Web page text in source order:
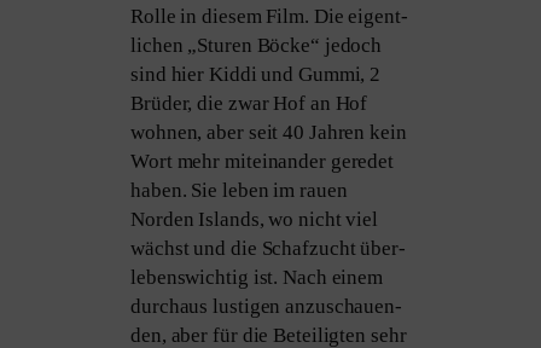
Rolle in die­sem Film. Die eigent­
li­chen „Sturen Böcke“ jedoch
sind hier Kiddi und Gummi, 2
Brüder, die zwar Hof an Hof
woh­nen, aber seit 40 Jahren kein
Wort mehr mit­ein­an­der gere­det
haben. Sie leben im rau­en
Norden Islands, wo nicht viel
wächst und die Schafzucht über­
le­bens­wich­tig ist. Nach einem
durch­aus lus­ti­gen anzu­schau­en­
den, aber für die Beteiligten sehr